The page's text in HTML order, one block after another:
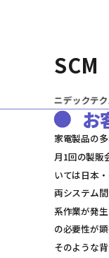
SCM
ニデックテ
お
家電製品の
月1回の製販
いては日本
両システム
系作業が発
の必要性が
そのような